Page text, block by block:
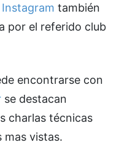
Instagram también
por el referido club
encontrarse con
se destacan
charlas técnicas
mas vistas.